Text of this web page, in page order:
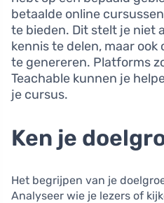
betaalde online
te bieden. Dit stelt je niet
kennis te delen, maar
te genereren. Platforms
Teachable kunnen je
je cursus.
Ken je
Het begrijpen van je
Analyseer wie je lezers of